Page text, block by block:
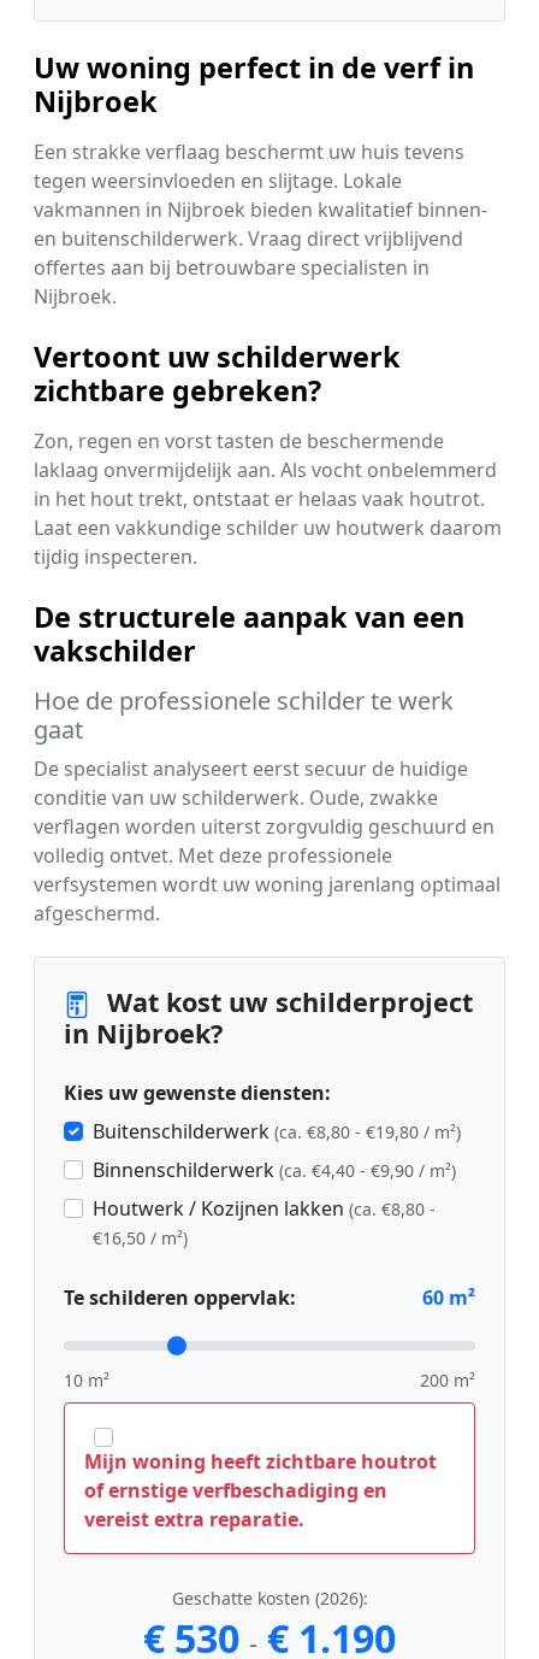
Uw woning perfect in de verf in
Nijbroek
Een strakke verflaag beschermt uw huis tevens
tegen weersinvloeden en slijtage. Lokale
vakmannen in Nijbroek bieden kwalitatief binnen-
en buitenschilderwerk. Vraag direct vrijblijvend
offertes aan bij betrouwbare specialisten in
Nijbroek.
Vertoont uw schilderwerk
zichtbare gebreken?
Zon, regen en vorst tasten de beschermende
laklaag onvermijdelijk aan. Als vocht onbelemmerd
in het hout trekt, ontstaat er helaas vaak houtrot.
Laat een vakkundige schilder uw houtwerk daarom
tijdig inspecteren.
De structurele aanpak van een
vakschilder
Hoe de professionele schilder te werk
gaat
De specialist analyseert eerst secuur de huidige
conditie van uw schilderwerk. Oude, zwakke
verflagen worden uiterst zorgvuldig geschuurd en
volledig ontvet. Met deze professionele
verfsystemen wordt uw woning jarenlang optimaal
afgeschermd.
Wat kost uw schilderproject
in Nijbroek?
Kies uw gewenste diensten:
Buitenschilderwerk (ca. €8,80 - €19,80 / m²)
Binnenschilderwerk (ca. €4,40 - €9,90 / m²)
Houtwerk / Kozijnen lakken (ca. €8,80 -
€16,50 / m²)
Te schilderen oppervlak: 60 m²
10 m² 200 m²
Mijn woning heeft zichtbare houtrot
of ernstige verfbeschadiging en
vereist extra reparatie.
Geschatte kosten (2026):
€ 530 - € 1.190